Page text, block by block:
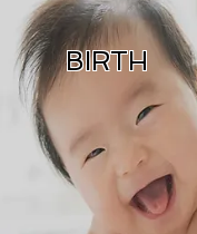
BIRTH